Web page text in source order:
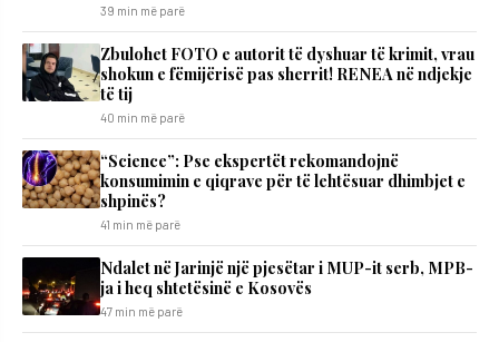
39 min më parë
Zbulohet FOTO e autorit të dyshuar të krimit, vrau
shokun e fëmijërisë pas sherrit! RENEA në ndjekje
të tij
40 min më parë
“Science”: Pse ekspertët rekomandojnë
konsumimin e qiqrave për të lehtësuar dhimbjet e
shpinës?
41 min më parë
Ndalet në Jarinjë një pjesëtar i MUP-it serb, MPB-
ja i heq shtetësinë e Kosovës
47 min më parë